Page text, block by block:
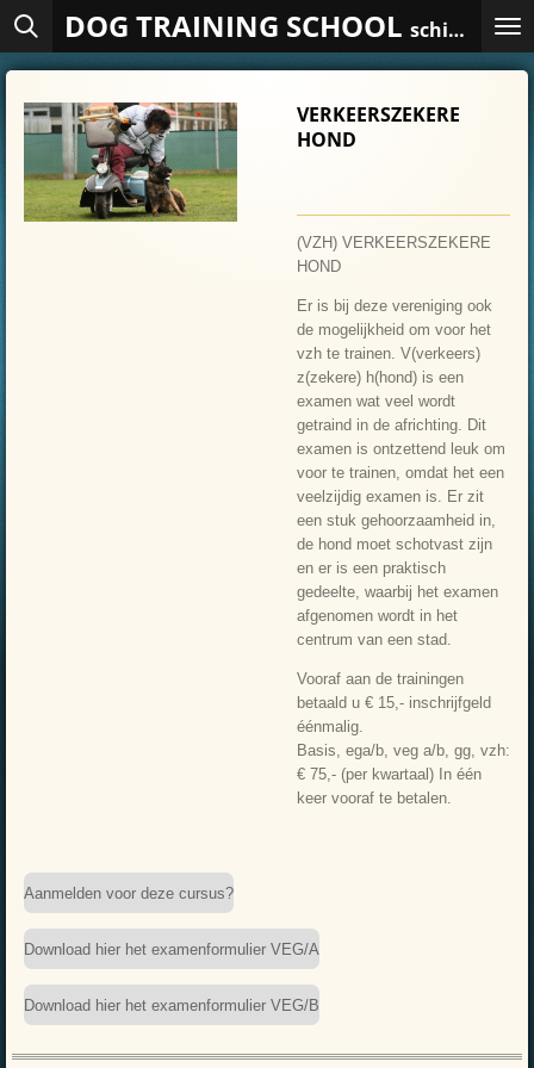
Ga
naar
hoofdinhoud
DOG TRAINING SCHOOL schiedam
VERKEERSZEKERE
HOND
(VZH) VERKEERSZEKERE
HOND
Er is bij deze vereniging ook
de mogelijkheid om voor het
vzh te trainen. V(verkeers)
z(zekere) h(hond) is een
examen wat veel wordt
getraind in de africhting. Dit
examen is ontzettend leuk om
voor te trainen, omdat het een
veelzijdig examen is. Er zit
een stuk gehoorzaamheid in,
de hond moet schotvast zijn
en er is een praktisch
gedeelte, waarbij het examen
afgenomen wordt in het
centrum van een stad.
Vooraf aan de trainingen
betaald u € 15,- inschrijfgeld
éénmalig.
Basis, ega/b, veg a/b, gg, vzh:
€ 75,- (per kwartaal) In één
keer vooraf te betalen.
Aanmelden voor deze cursus?
Download hier het examenformulier VEG/A
Download hier het examenformulier VEG/B